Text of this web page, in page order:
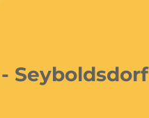
Seyboldsdorf